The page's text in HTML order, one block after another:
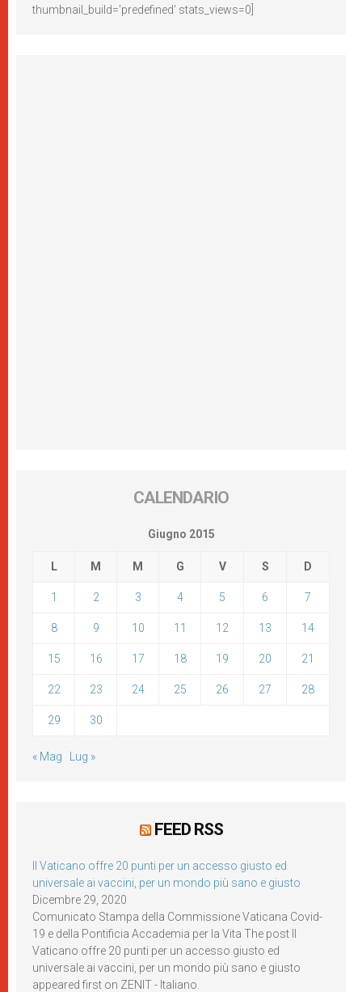
thumbnail_build='predefined' stats_views=0]
CALENDARIO
Giugno 2015
L M M G V S D
1 2 3 4 5 6 7
8 9 10 11 12 13 14
15 16 17 18 19 20 21
22 23 24 25 26 27 28
29 30
« Mag Lug »
FEED RSS
Il Vaticano offre 20 punti per un accesso giusto ed
universale ai vaccini, per un mondo più sano e giusto
Dicembre 29, 2020
Comunicato Stampa della Commissione Vaticana Covid-
19 e della Pontificia Accademia per la Vita The post Il
Vaticano offre 20 punti per un accesso giusto ed
universale ai vaccini, per un mondo più sano e giusto
appeared first on ZENIT - Italiano.